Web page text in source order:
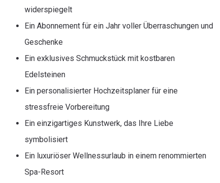
widerspiegelt
Ein Abonnement für ein Jahr voller Überraschungen und
Geschenke
Ein exklusives Schmuckstück mit kostbaren
Edelsteinen
Ein personalisierter Hochzeitsplaner für eine
stressfreie Vorbereitung
Ein einzigartiges Kunstwerk, das Ihre Liebe
symbolisiert
Ein luxuriöser Wellnessurlaub in einem renommierten
Spa-Resort